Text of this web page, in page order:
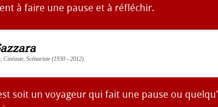
à faire une pause et à réfléchir.
Cinéaste, Scénariste (1930 - 2012)
soit un voyageur qui fait une pause ou